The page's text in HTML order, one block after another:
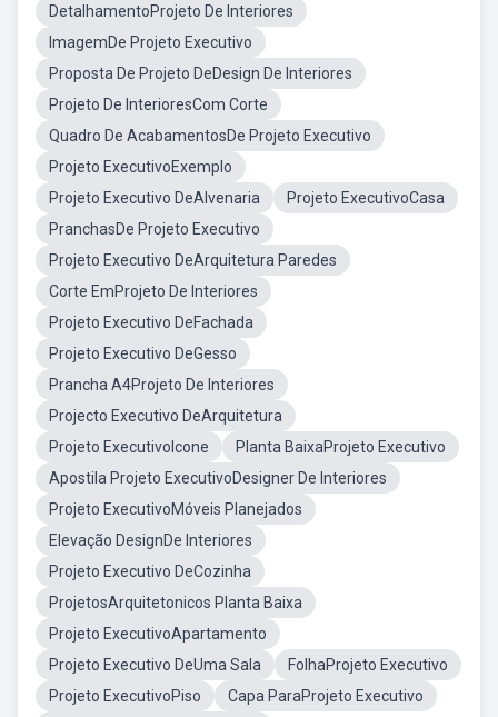
DetalhamentoProjeto De Interiores
ImagemDe Projeto Executivo
Proposta De Projeto DeDesign De Interiores
Projeto De InterioresCom Corte
Quadro De AcabamentosDe Projeto Executivo
Projeto ExecutivoExemplo
Projeto Executivo DeAlvenaria
Projeto ExecutivoCasa
PranchasDe Projeto Executivo
Projeto Executivo DeArquitetura Paredes
Corte EmProjeto De Interiores
Projeto Executivo DeFachada
Projeto Executivo DeGesso
Prancha A4Projeto De Interiores
Projecto Executivo DeArquitetura
Projeto ExecutivoIcone
Planta BaixaProjeto Executivo
Apostila Projeto ExecutivoDesigner De Interiores
Projeto ExecutivoMóveis Planejados
Elevação DesignDe Interiores
Projeto Executivo DeCozinha
ProjetosArquitetonicos Planta Baixa
Projeto ExecutivoApartamento
Projeto Executivo DeUma Sala
FolhaProjeto Executivo
Projeto ExecutivoPiso
Capa ParaProjeto Executivo